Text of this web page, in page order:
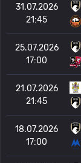
31.07.2026
21:45
25.07.2026
17:00
21.07.2026
21:45
18.07.2026
17:00